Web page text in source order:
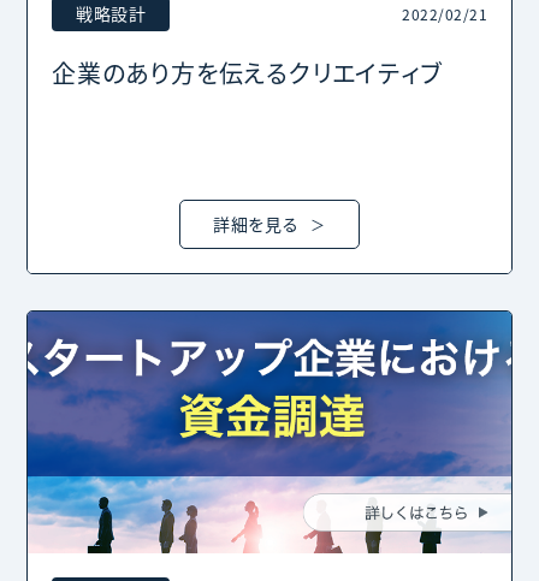
戦略設計 2022/02/21
企業のあり方を伝えるクリエイティブ
詳細を見る